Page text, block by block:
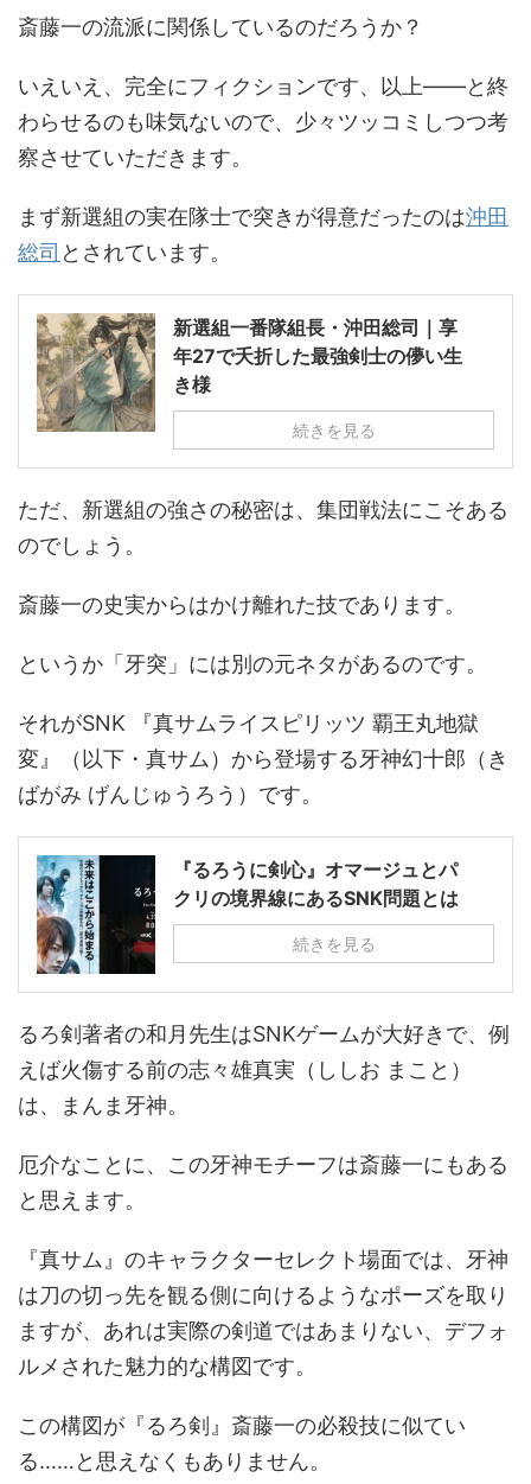
斎藤一の流派に関係しているのだろうか？
いえいえ、完全にフィクションです、以上――と終
わらせるのも味気ないので、少々ツッコミしつつ考
察させていただきます。
まず新選組の実在隊士で突きが得意だったのは沖田
総司 とされています。
新選組一番隊組長・沖田総司｜享
年27で夭折した最強剣士の儚い生
き様
続きを見る
ただ、新選組の強さの秘密は、集団戦法にこそある
のでしょう。
斎藤一の史実からはかけ離れた技であります。
というか「牙突」には別の元ネタがあるのです。
それがSNK 『真サムライスピリッツ 覇王丸地獄
変』（以下・真サム）から登場する牙神幻十郎（き
ばがみ げんじゅうろう）です。
『るろうに剣心』オマージュとパ
クリの境界線にあるSNK問題とは
続きを見る
るろ剣著者の和月先生はSNKゲームが大好きで、例
えば火傷する前の志々雄真実（ししお まこと）
は、まんま牙神。
厄介なことに、この牙神モチーフは斎藤一にもある
と思えます。
『真サム』のキャラクターセレクト場面では、牙神
は刀の切っ先を観る側に向けるようなポーズを取り
ますが、あれは実際の剣道ではあまりない、デフォ
ルメされた魅力的な構図です。
この構図が『るろ剣』斎藤一の必殺技に似てい
る……と思えなくもありません。